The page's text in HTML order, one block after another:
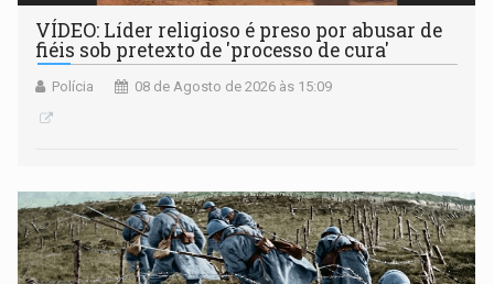
VÍDEO: Líder religioso é preso por abusar de
fiéis sob pretexto de 'processo de cura'
Polícia 08 de Agosto de 2026 às 15:09